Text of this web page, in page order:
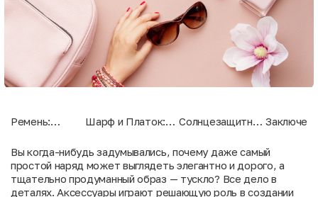
Ремень:
Элемент для
Создания
Идеального
Силуэта
Шарф и Платок:
Элегантности и
Функциональности
Солнцезащитные
Защита в Одном
Аксессуаре
Свой
Стиль
Вы когда-нибудь задумывались, почему даже самый
простой наряд может выглядеть элегантно и дорого, а
тщательно продуманный образ — тускло? Все дело в
деталях. Аксессуары играют решающую роль в создании